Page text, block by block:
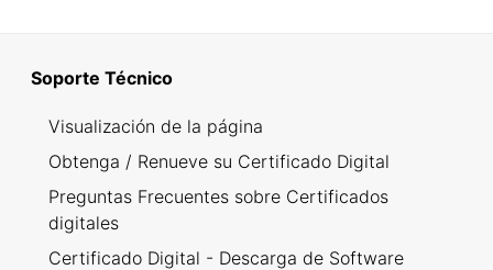
Soporte Técnico
Visualización de la página
Obtenga / Renueve su Certificado Digital
Preguntas Frecuentes sobre Certificados
digitales
Certificado Digital - Descarga de Software